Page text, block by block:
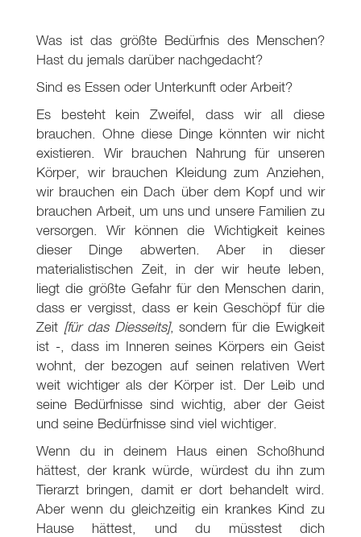
Was ist das größte Bedürfnis des Menschen?
Hast du jemals darüber nachgedacht?
Sind es Essen oder Unterkunft oder Arbeit?
Es besteht kein Zweifel, dass wir all diese
brauchen. Ohne diese Dinge könnten wir nicht
existieren. Wir brauchen Nahrung für unseren
Körper, wir brauchen Kleidung zum Anziehen,
wir brauchen ein Dach über dem Kopf und wir
brauchen Arbeit, um uns und unsere Familien zu
versorgen. Wir können die Wichtigkeit keines
dieser Dinge abwerten. Aber in dieser
materialistischen Zeit, in der wir heute leben,
liegt die größte Gefahr für den Menschen darin,
dass er vergisst, dass er kein Geschöpf für die
Zeit [für das Diesseits], sondern für die Ewigkeit
ist -, dass im Inneren seines Körpers ein Geist
wohnt, der bezogen auf seinen relativen Wert
weit wichtiger als der Körper ist. Der Leib und
seine Bedürfnisse sind wichtig, aber der Geist
und seine Bedürfnisse sind viel wichtiger.
Wenn du in deinem Haus einen Schoßhund
hättest, der krank würde, würdest du ihn zum
Tierarzt bringen, damit er dort behandelt wird.
Aber wenn du gleichzeitig ein krankes Kind zu
Hause hättest, und du müsstest dich